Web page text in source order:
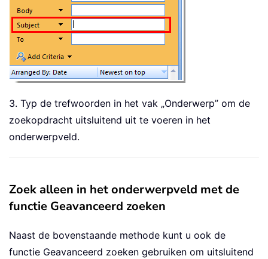
3. Typ de trefwoorden in het vak „Onderwerp” om de
zoekopdracht uitsluitend uit te voeren in het
onderwerpveld.
Zoek alleen in het onderwerpveld met de
functie Geavanceerd zoeken
Naast de bovenstaande methode kunt u ook de
functie Geavanceerd zoeken gebruiken om uitsluitend